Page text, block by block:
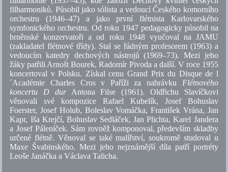
filharmoniků. Působil jako sólista a vedoucí Českého komorního
orchestru (1946–47) a jako první flétnista Karlovarského
symfonického orchestru. Od roku 1947 pedagogicky působil na
brněnské konzervatoři a od roku 1948 vyučoval na JAMU
(zakladatel flétnové třídy). Stal se řádným profesorem (1963) a
vedoucím katedry dechových nástrojů (1969–73). Mezi jeho
žáky patřili Arnošt Bourek, Radomír Pivoda a další. V roce 1955
koncertoval v Polsku. Získal cenu Grand Prix du Disque de l
´Académie Charles Cros v Paříži za nahrávku Flétnového
koncertu D durAntona Filse (1961). Oldřichu Slavíčkovi
věnovali své kompozice Rafael Kubelík, Josef Bohuslav
Foerster, Josef Holub, Boleslav Vomáčka, František Vrána, Jan
Kapr, Iša Krejčí, Bohuslav Sedláček, Jan Plichta, Karel Jandera
a Josef Páleníček. Sám rovněž komponoval, především skladby
určené flétně. Věnoval se také malířství, soukromě studoval u
Maxe Švabinského. Mezi jeho nejznámější díla patří portréty
Leoše Janáčka a Václava Talicha.